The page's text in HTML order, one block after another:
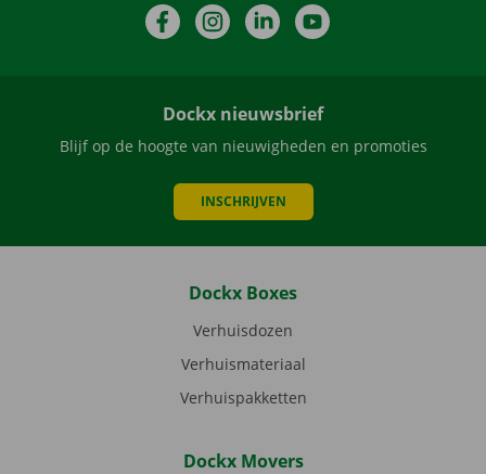
FacebookInstagramLinkedIn
Dockx nieuwsbrief
Blijf op de hoogte van nieuwigheden en promoties
INSCHRIJVEN
Dockx Boxes
Verhuisdozen
Verhuismateriaal
Verhuispakketten
Dockx Movers